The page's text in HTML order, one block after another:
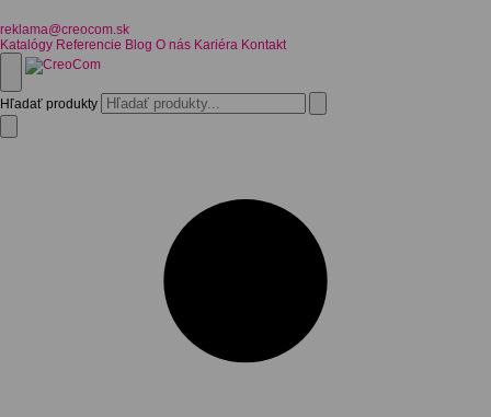
reklama@creocom.sk
Katalógy Referencie Blog O nás Kariéra Kontakt
Hľadať produkty